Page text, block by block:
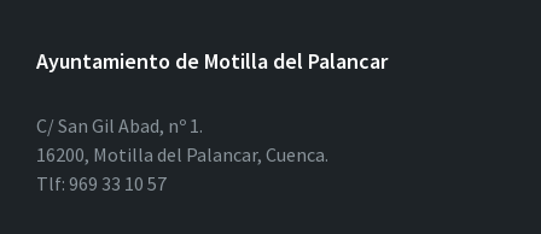
Ayuntamiento de Motilla del Palancar
C/ San Gil Abad, nº 1.
16200, Motilla del Palancar, Cuenca.
Tlf: 969 33 10 57